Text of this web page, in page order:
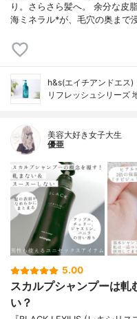
り。さらさら髪へ。 余分な皮
海ミネラル*が、毛穴の奥まで
h&s(エイチアンドエス)
リフレッシュシリーズ
美容大好き女子大生
優亜
5.00
スカルプシャンプーは
い？